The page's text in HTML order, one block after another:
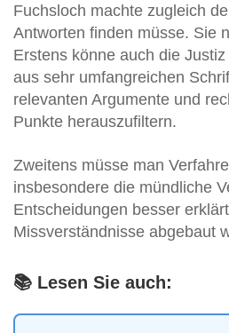
Fuchsloch machte zugleich
Antworten finden müsse. Sie
Erstens könne auch die
aus sehr umfangreichen
relevanten Argumente und
Punkte herauszufiltern.
Zweitens müsse man
insbesondere die mündliche
Entscheidungen besser
Missverständnisse abgebaut
📚 Lesen Sie auch: